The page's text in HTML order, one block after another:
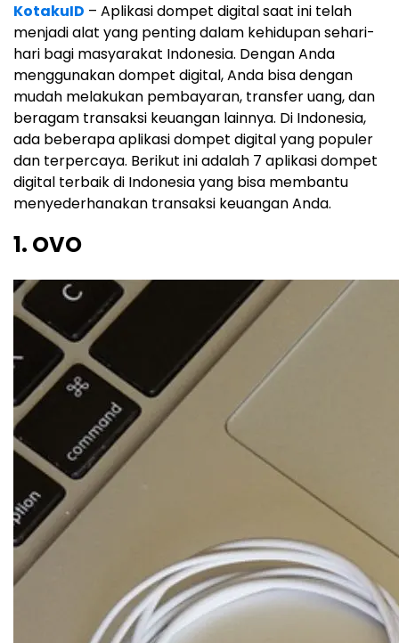
KotakuID – Aplikasi dompet digital saat ini telah
menjadi alat yang penting dalam kehidupan sehari-
hari bagi masyarakat Indonesia. Dengan Anda
menggunakan dompet digital, Anda bisa dengan
mudah melakukan pembayaran, transfer uang, dan
beragam transaksi keuangan lainnya. Di Indonesia,
ada beberapa aplikasi dompet digital yang populer
dan terpercaya. Berikut ini adalah 7 aplikasi dompet
digital terbaik di Indonesia yang bisa membantu
menyederhanakan transaksi keuangan Anda.
1. OVO